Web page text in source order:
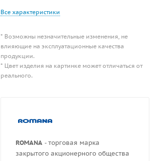
Все характеристики
* Возможны незначительные изменения, не
влияющие на эксплуатационные качества
продукции.
* Цвет изделия на картинке может отличаться от
реального.
ROMANA - торговая марка
закрытого акционерного общества